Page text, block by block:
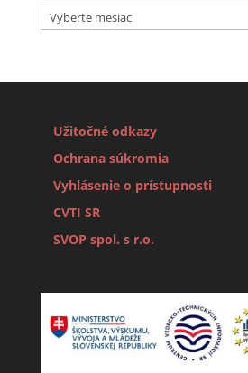
Archív
aktualít
Užitočné odkazy
Ochrana súkromia
Vyhlásenie o prístupnosti
CVTI SR
SVOP spol. s r.o.